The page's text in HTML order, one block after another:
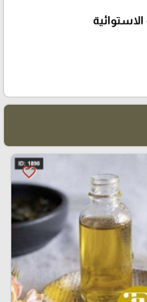
favorite_border